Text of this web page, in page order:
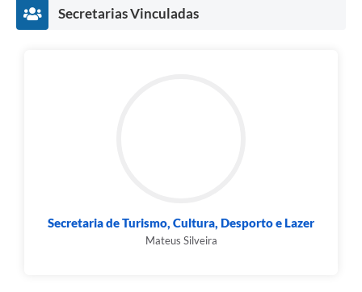
Secretarias Vinculadas
Secretaria de Turismo, Cultura, Desporto e Lazer
Mateus Silveira